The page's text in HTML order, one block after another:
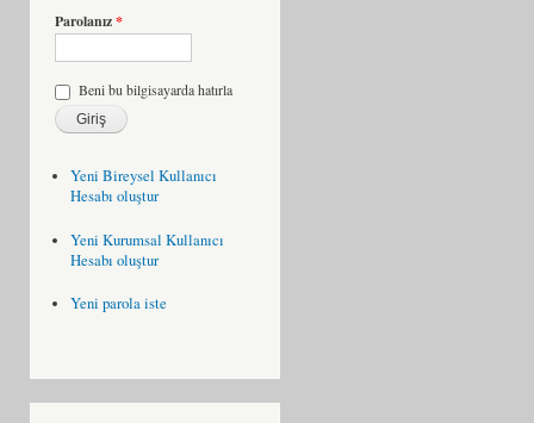
Parolanız*
Beni bu bilgisayarda hatırla
Yeni Bireysel Kullanıcı
Hesabı oluştur
Yeni Kurumsal Kullanıcı
Hesabı oluştur
Yeni parola iste